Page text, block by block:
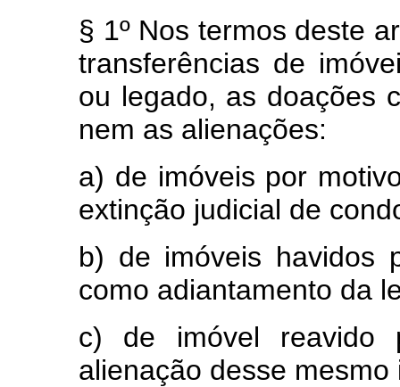
§ 1º Nos termos deste
transferências de
ou legado, as doações
nem as alienações:
a) de imóveis por
extinção judicial de
b) de imóveis havidos
como adiantamento da
c) de imóvel reavido
alienação desse mesmo